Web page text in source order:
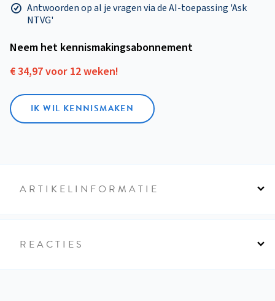
Antwoorden op al je vragen via de AI-toepassing 'Ask
NTVG'
Neem het kennismakings­abonnement
€ 34,97 voor 12 weken!
IK WIL KENNISMAKEN
ARTIKELINFORMATIE
REACTIES